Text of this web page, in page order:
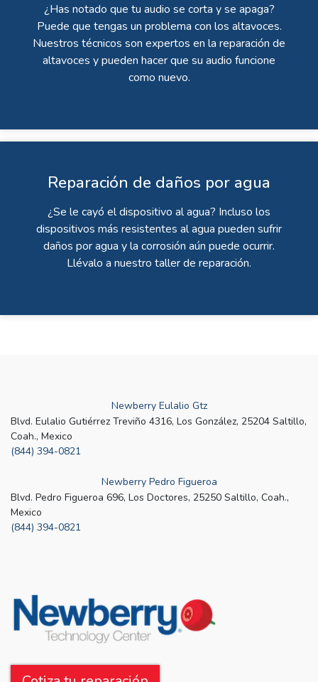
¿Has notado que tu audio se corta y se apaga?
Puede que tengas un problema con los altavoces.
Nuestros técnicos son expertos en la reparación de
altavoces y pueden hacer que su audio funcione
como nuevo.
Reparación de daños por agua
¿Se le cayó el dispositivo al agua? Incluso los
dispositivos más resistentes al agua pueden sufrir
daños por agua y la corrosión aún puede ocurrir.
Llévalo a nuestro taller de reparación.
Newberry Eulalio Gtz
Blvd. Eulalio Gutiérrez Treviño 4316, Los González, 25204 Saltillo,
Coah., Mexico
(844) 394-0821
Newberry Pedro Figueroa
Blvd. Pedro Figueroa 696, Los Doctores, 25250 Saltillo, Coah.,
Mexico
(844) 394-0821